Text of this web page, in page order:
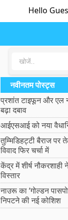
Hello
नवीनतम पोस्ट्स
प्रशांत टाइफून और एल
बढ़ा दबाव
आईएसआई को नया
तुम्मिडिहट्टी बैराज पर
विवाद फिर चर्चा में
केंद्र में शीर्ष
विस्तार
नाउरू का ‘गोल्डन
निपटने की नई कोशिश